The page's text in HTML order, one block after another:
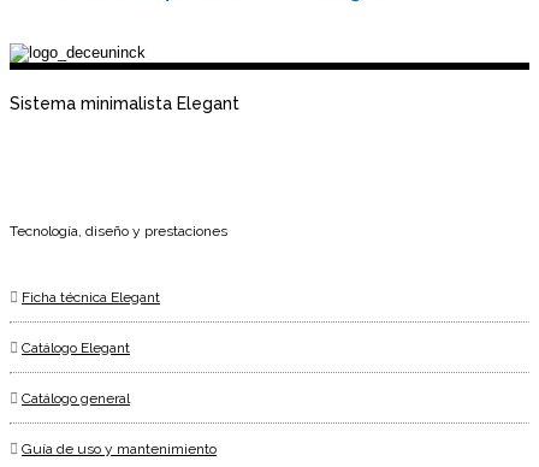
Sistema minimalista Elegant
Tecnología, diseño y prestaciones
Ficha técnica Elegant
Catálogo Elegant
Catálogo general
Guía de uso y mantenimiento